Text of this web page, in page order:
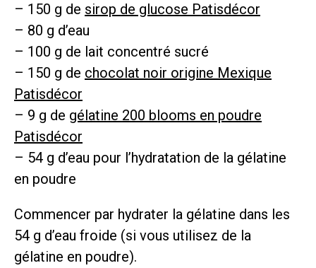
– 150 g de sirop de glucose Patisdécor
– 80 g d’eau
– 100 g de lait concentré sucré
– 150 g de chocolat noir origine Mexique
Patisdécor
– 9 g de gélatine 200 blooms en poudre
Patisdécor
– 54 g d’eau pour l’hydratation de la gélatine
en poudre
Commencer par hydrater la gélatine dans les
54 g d’eau froide (si vous utilisez de la
gélatine en poudre).